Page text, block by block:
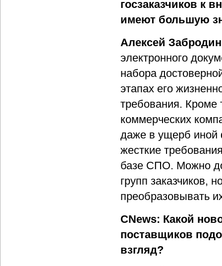
госзаказчиков к
имеют большую
Алексей
электронного
набора
этапах его
требования. Кроме
коммерческих
даже в ущерб иной
жесткие
базе СПО. Можно
групп заказчиков,
преобразовывать
CNews: Какой
поставщиков
взгляд?